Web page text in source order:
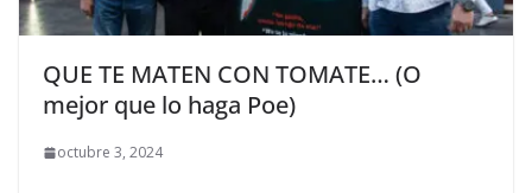
QUE TE MATEN CON TOMATE… (O
mejor que lo haga Poe)
octubre 3, 2024